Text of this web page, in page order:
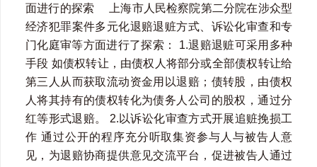
面进行的探索 上海市人民检察院第二分院在涉众型
经济犯罪案件多元化退赔退赃方式、诉讼化审查和专
门化庭审等方面进行了探索： 1.退赔退赃可采用多种
手段 如债权转让，由债权人将部分或全部债权转让给
第三人从而获取流动资金用以退赔；债转股，由债权
人将其持有的债权转化为债务人公司的股权，通过分
红等形式退赔。 2.以诉讼化审查方式开展追赃挽损工
作 通过公开的程序充分听取集资参与人与被告人意
见，为退赔协商提供意见交流平台，促进被告人通过